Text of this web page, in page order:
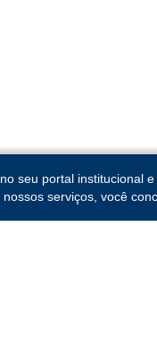
seu portal institucional
nossos serviços, você